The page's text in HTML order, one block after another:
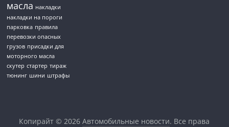
масла накладки
накладки на пороги
парковка правила
перевозки опасных
грузов присадки для
моторного масла
скутер стартер тираж
тюнинг шини штрафы
Копирайт © 2026Автомобильные новости. Все права